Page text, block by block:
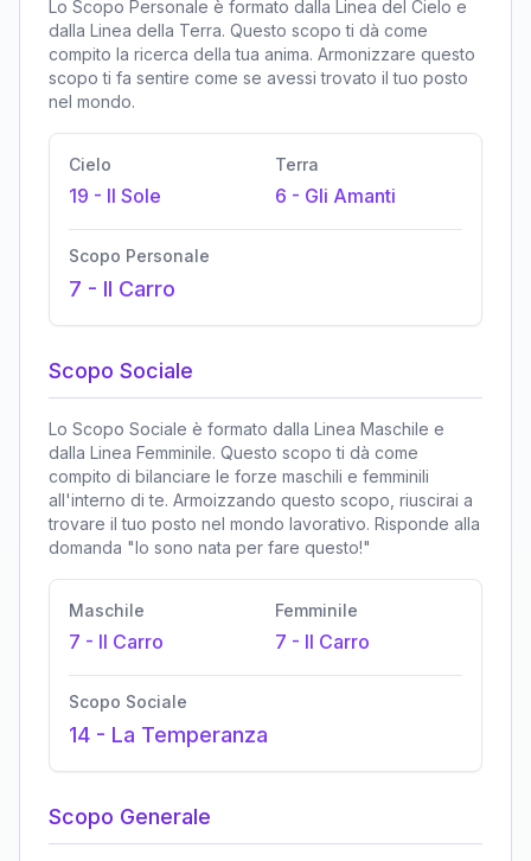
Lo Scopo Personale è formato dalla Linea del Cielo e
dalla Linea della Terra. Questo scopo ti dà come
compito la ricerca della tua anima. Armonizzare questo
scopo ti fa sentire come se avessi trovato il tuo posto
nel mondo.
Cielo
19 - Il Sole
Terra
6 - Gli Amanti
Scopo Personale
7 - Il Carro
Scopo Sociale
Lo Scopo Sociale è formato dalla Linea Maschile e
dalla Linea Femminile. Questo scopo ti dà come
compito di bilanciare le forze maschili e femminili
all'interno di te. Armoizzando questo scopo, riuscirai a
trovare il tuo posto nel mondo lavorativo. Risponde alla
domanda "Io sono nata per fare questo!"
Maschile
7 - Il Carro
Femminile
7 - Il Carro
Scopo Sociale
14 - La Temperanza
Scopo Generale